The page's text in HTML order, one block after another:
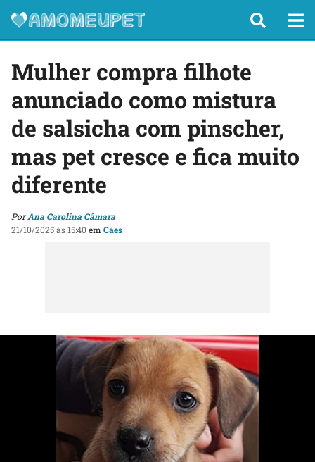
Mulher compra filhote
anunciado como mistura
de salsicha com pinscher,
mas pet cresce e fica muito
diferente
PorAna Carolina Câmara
21/10/2025 às 15:40 em Cães